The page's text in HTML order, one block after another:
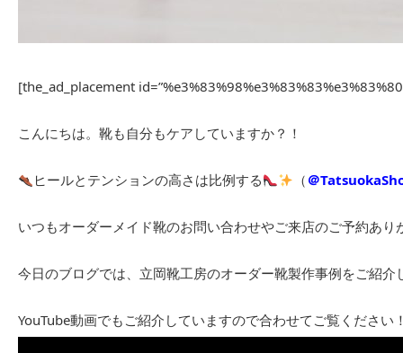
[the_ad_placement
こんにちは。靴も自分もケアしていますか？！
ヒールとテンションの高さは比例する （ ＠
いつもオーダーメイド靴のお問い合わせやご来店のご予約あり
今日のブログでは、立岡靴工房のオーダー靴製作事例をご紹介
YouTube動画でもご紹介していますので合わせてご覧ください